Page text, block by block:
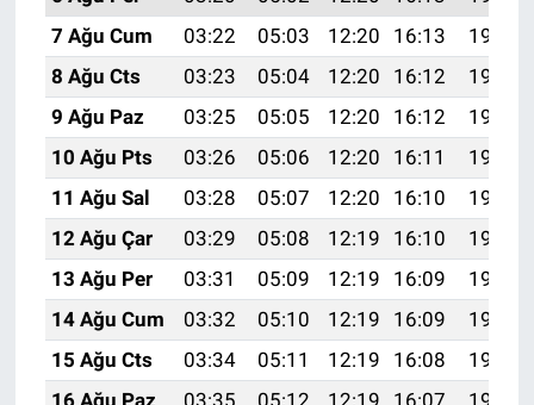
7 Ağu Cum
03:22 05:03 12:20 16:13
19:27
8 Ağu Cts
03:23 05:04 12:20 16:12
19:25
9 Ağu Paz
03:25 05:05 12:20 16:12
19:24
10 Ağu Pts
03:26 05:06 12:20 16:11
19:23
11 Ağu Sal
03:28 05:07 12:20 16:10
19:22
12 Ağu Çar
03:29 05:08 12:19 16:10
19:20
13 Ağu Per
03:31 05:09 12:19 16:09
19:19
14 Ağu Cum
03:32 05:10 12:19 16:09
19:18
15 Ağu Cts
03:34 05:11 12:19 16:08
19:16